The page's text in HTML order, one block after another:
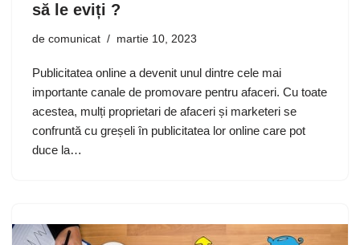
să le eviți ?
de comunicat martie 10, 2023
Publicitatea online a devenit unul dintre cele mai
importante canale de promovare pentru afaceri. Cu toate
acestea, mulți proprietari de afaceri și marketeri se
confruntă cu greșeli în publicitatea lor online care pot
duce la…